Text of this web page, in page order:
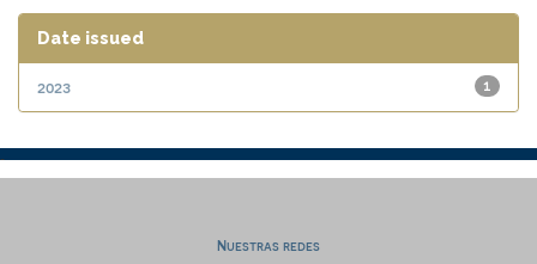
Date issued
1
2023
Nuestras redes